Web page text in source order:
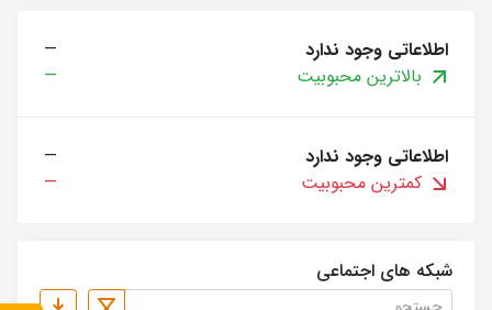
اطلاعاتی وجود ندارد
—
بالاترین محبوبیت
—
اطلاعاتی وجود ندارد
—
کمترین محبوبیت
—
شبکه های اجتماعی